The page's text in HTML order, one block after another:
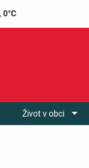
0°C
Život v obci